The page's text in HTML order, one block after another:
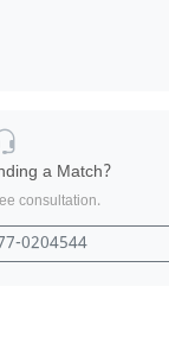
a Match?
consultation.
0204544